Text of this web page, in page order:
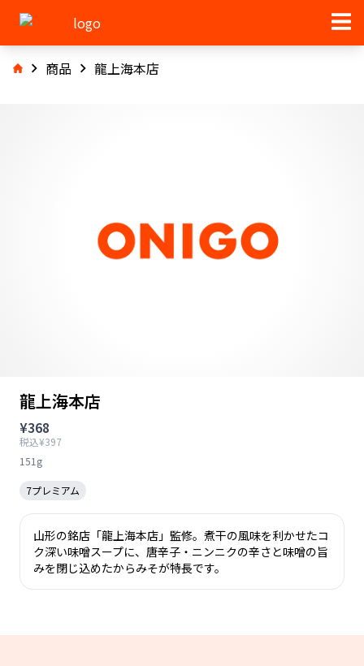
商品 龍上海本店
龍上海本店
¥368
税込¥397
151g
7プレミアム
山形の銘店「龍上海本店」監修。煮干の風味を利かせたコ
ク深い味噌スープに、唐辛子・ニンニクの辛さと味噌の旨
みを閉じ込めたからみそが特長です。